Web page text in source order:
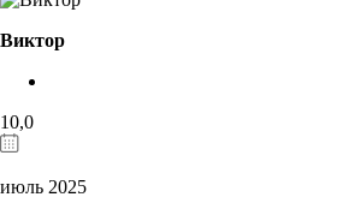
Виктор
10,0
июль 2025